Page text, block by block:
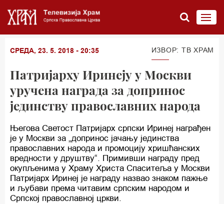
СРЕДА, 23. 5. 2018 - 20:35 ИЗВОР: ТВ ХРАМ
Патријарху Иринеју у Москви
уручена награда за допринос
јединству православних народа
Његова Светост Патријарх српски Иринеј награђен
је у Москви за „допринос јачању јединства
православних народа и промоцију хришћанских
вредности у друштву“. Примивши награду пред
окупљенима у Храму Христа Спаситеља у Москви
Патријарх Иринеј је награду назвао знаком пажње
и љубави према читавим српским народом и
Српској православној цркви.